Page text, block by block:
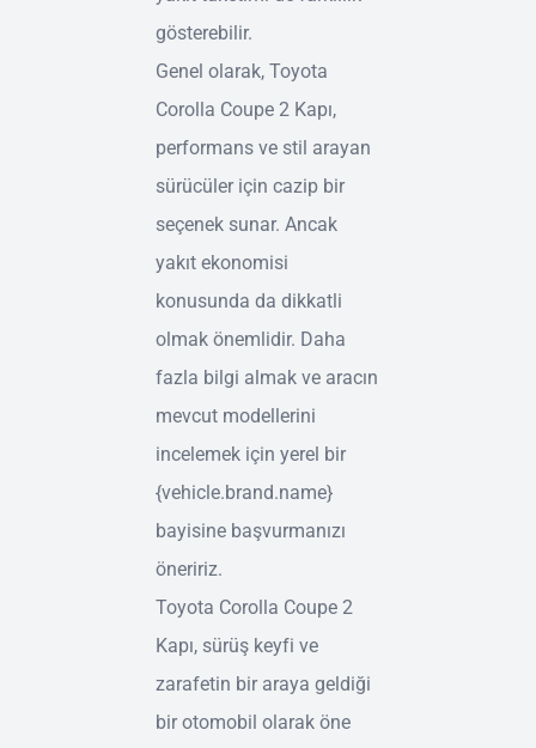
gösterebilir.
Genel olarak, Toyota
Corolla Coupe 2 Kapı,
performans ve stil arayan
sürücüler için cazip bir
seçenek sunar. Ancak
yakıt ekonomisi
konusunda da dikkatli
olmak önemlidir. Daha
fazla bilgi almak ve aracın
mevcut modellerini
incelemek için yerel bir
{vehicle.brand.name}
bayisine başvurmanızı
öneririz.
Toyota Corolla Coupe 2
Kapı, sürüş keyfi ve
zarafetin bir araya geldiği
bir otomobil olarak öne